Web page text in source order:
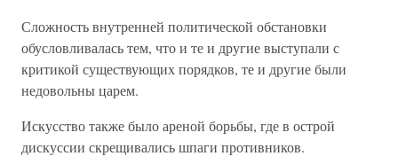
Сложность внутренней политической обстановки
обусловливалась тем, что и те и другие выступали с
критикой существующих порядков, те и другие были
недовольны царем.
Искусство также было ареной борьбы, где в острой
дискуссии скрещивались шпаги противников.